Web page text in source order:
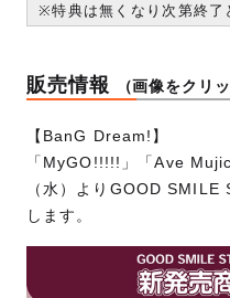
※特典は無くなり次第終了
販売情報 （画像をクリ
【BanG Dream!】
「MyGO!!!!!」「Ave
（水）よりGOOD SMILE
します。